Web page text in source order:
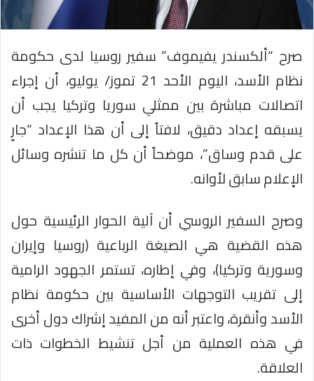
صرح “ألكسندر يفيموف” سفير روسيا لدى حكومة
نظام الأسد، اليوم الأحد 21 تموز/ يوليو، أن إجراء
اتصالات مباشرة بين ممثلي سوريا وتركيا يجب أن
يسبقه إعداد دقيق، لافتاً إلى أن هذا الإعداد “جارٍ
على قدم وساق”، موضحاً أن كل ما تنشره وسائل
الإعلام سابق لأوانه.
وصرح السفير الروسي أن آلية الحوار الرئيسية حول
هذه القضية هي الصيغة الرباعية (روسيا وإيران
وسورية وتركيا)، وفي إطاره، تستمر الجهود الرامية
إلى تقريب التوجهات الأساسية بين حكومة نظام
الأسد وأنقرة، واعتبر أنه من المفيد إشراك دول أخرى
في هذه العملية من أجل تنشيط الخطوات ذات
العلاقة.